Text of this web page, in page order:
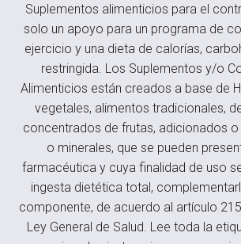
Suplementos alimenticios para el
solo un apoyo para un programa de
ejercicio y una dieta de calorías,
restringida. Los Suplementos y/o
Alimenticios están creados a base de
vegetales, alimentos tradicionales,
concentrados de frutas, adicionados o
o minerales, que se pueden
farmacéutica y cuya finalidad de uso
ingesta dietética total,
componente, de acuerdo al artículo
Ley General de Salud. Lee toda la